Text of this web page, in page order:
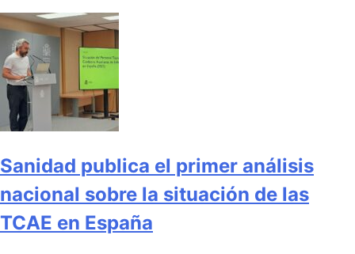
Sanidad publica el primer análisis
nacional sobre la situación de las
TCAE en España